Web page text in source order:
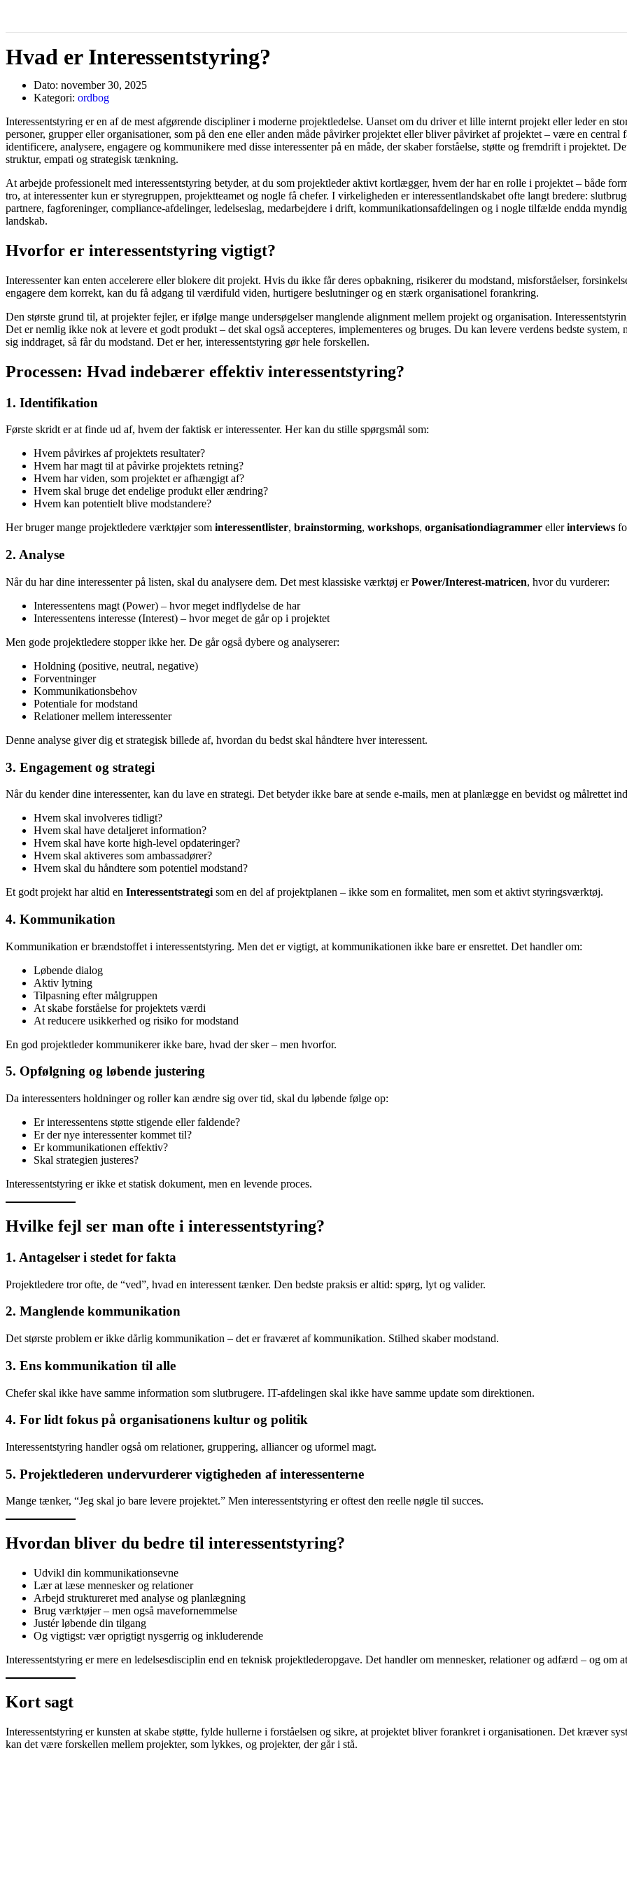
Hvad er Interessentstyring?
Dato: november 30, 2025
Kategori: ordbog
Interessentstyring er en af de mest afgørende discipliner i moderne projektledelse. Uanset om du driver et lille internt projekt eller leder en
personer, grupper eller organisationer, som på den ene eller anden måde påvirker projektet eller bliver påvirket af projektet – være en
identificere, analysere, engagere og kommunikere med disse interessenter på en måde, der skaber forståelse, støtte og fremdrift i projektet.
struktur, empati og strategisk tænkning.
At arbejde professionelt med interessentstyring betyder, at du som projektleder aktivt kortlægger, hvem der har en rolle i projektet – både
tro, at interessenter kun er styregruppen, projektteamet og nogle få chefer. I virkeligheden er interessentlandskabet ofte langt bredere:
partnere, fagforeninger, compliance-afdelinger, ledelseslag, medarbejdere i drift, kommunikationsafdelingen og i nogle tilfælde endda
landskab.
Hvorfor er interessentstyring vigtigt?
Interessenter kan enten accelerere eller blokere dit projekt. Hvis du ikke får deres opbakning, risikerer du modstand, misforståelser,
engagere dem korrekt, kan du få adgang til værdifuld viden, hurtigere beslutninger og en stærk organisationel forankring.
Den største grund til, at projekter fejler, er ifølge mange undersøgelser manglende alignment mellem projekt og organisation.
Det er nemlig ikke nok at levere et godt produkt – det skal også accepteres, implementeres og bruges. Du kan levere verdens bedste
sig inddraget, så får du modstand. Det er her, interessentstyring gør hele forskellen.
Processen: Hvad indebærer effektiv interessentstyring?
1. Identifikation
Første skridt er at finde ud af, hvem der faktisk er interessenter. Her kan du stille spørgsmål som:
Hvem påvirkes af projektets resultater?
Hvem har magt til at påvirke projektets retning?
Hvem har viden, som projektet er afhængigt af?
Hvem skal bruge det endelige produkt eller ændring?
Hvem kan potentielt blive modstandere?
Her bruger mange projektledere værktøjer som interessentlister, brainstorming, workshops, organisationdiagrammer ellerinterviews
2. Analyse
Når du har dine interessenter på listen, skal du analysere dem. Det mest klassiske værktøj erPower/Interest-matricen, hvor du vurderer:
Interessentens magt (Power) – hvor meget indflydelse de har
Interessentens interesse (Interest) – hvor meget de går op i projektet
Men gode projektledere stopper ikke her. De går også dybere og analyserer:
Holdning (positive, neutral, negative)
Forventninger
Kommunikationsbehov
Potentiale for modstand
Relationer mellem interessenter
Denne analyse giver dig et strategisk billede af, hvordan du bedst skal håndtere hver interessent.
3. Engagement og strategi
Når du kender dine interessenter, kan du lave en strategi. Det betyder ikke bare at sende e-mails, men at planlægge en bevidst og målrettet
Hvem skal involveres tidligt?
Hvem skal have detaljeret information?
Hvem skal have korte high-level opdateringer?
Hvem skal aktiveres som ambassadører?
Hvem skal du håndtere som potentiel modstand?
Et godt projekt har altid en Interessentstrategi som en del af projektplanen – ikke som en formalitet, men som et aktivt styringsværktøj.
4. Kommunikation
Kommunikation er brændstoffet i interessentstyring. Men det er vigtigt, at kommunikationen ikke bare er ensrettet. Det handler om:
Løbende dialog
Aktiv lytning
Tilpasning efter målgruppen
At skabe forståelse for projektets værdi
At reducere usikkerhed og risiko for modstand
En god projektleder kommunikerer ikke bare, hvad der sker – men hvorfor.
5. Opfølgning og løbende justering
Da interessenters holdninger og roller kan ændre sig over tid, skal du løbende følge op:
Er interessentens støtte stigende eller faldende?
Er der nye interessenter kommet til?
Er kommunikationen effektiv?
Skal strategien justeres?
Interessentstyring er ikke et statisk dokument, men en levende proces.
Hvilke fejl ser man ofte i interessentstyring?
1. Antagelser i stedet for fakta
Projektledere tror ofte, de “ved”, hvad en interessent tænker. Den bedste praksis er altid: spørg, lyt og valider.
2. Manglende kommunikation
Det største problem er ikke dårlig kommunikation – det er fraværet af kommunikation. Stilhed skaber modstand.
3. Ens kommunikation til alle
Chefer skal ikke have samme information som slutbrugere. IT-afdelingen skal ikke have samme update som direktionen.
4. For lidt fokus på organisationens kultur og politik
Interessentstyring handler også om relationer, gruppering, alliancer og uformel magt.
5. Projektlederen undervurderer vigtigheden af interessenterne
Mange tænker, “Jeg skal jo bare levere projektet.” Men interessentstyring er oftest den reelle nøgle til succes.
Hvordan bliver du bedre til interessentstyring?
Udvikl din kommunikationsevne
Lær at læse mennesker og relationer
Arbejd struktureret med analyse og planlægning
Brug værktøjer – men også mavefornemmelse
Justér løbende din tilgang
Og vigtigst: vær oprigtigt nysgerrig og inkluderende
Interessentstyring er mere en ledelsesdisciplin end en teknisk projektlederopgave. Det handler om mennesker, relationer og adfærd – og om
Kort sagt
Interessentstyring er kunsten at skabe støtte, fylde hullerne i forståelsen og sikre, at projektet bliver forankret i organisationen. Det kræver
kan det være forskellen mellem projekter, som lykkes, og projekter, der går i stå.